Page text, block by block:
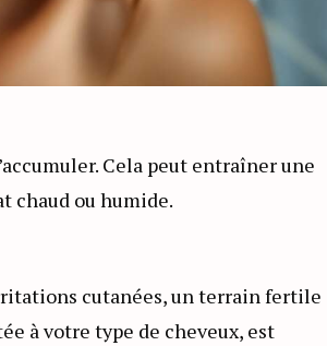
Cela peut entraîner une
chaud ou humide.
cutanées, un terrain fertile
à votre type de cheveux, est